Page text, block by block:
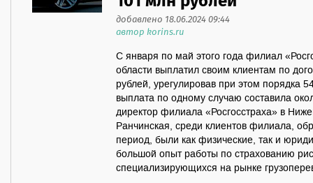
добавлено 18.06.2024 09:44
автор korins.ru
С января по май этого года филиал
области выплатил своим клиентам по
рублей, урегулировав при этом порядка
выплата по одному случаю составила
директор филиала «Росгосстраха» в
Ранчинская, среди клиентов филиала,
период, были как физические, так и
большой опыт работы по страхованию
специализирующихся на рынке